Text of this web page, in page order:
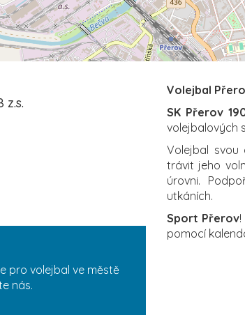
z.s.
pro volejbal ve městě
nás.
Volejbal
SK Přerov
volejbalových
Volejbal svou
trávit jeho
úrovni.
utkáních.
Sport Přerov
pomocí